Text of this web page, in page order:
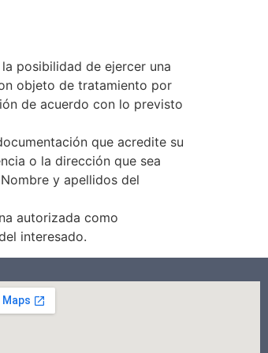
posibilidad de ejercer una
objeto de tratamiento por
de acuerdo con lo previsto
que acredite su
o la dirección que sea
y apellidos del
autorizada como
interesado.